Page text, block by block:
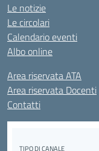
Le notizie
Le circolari
Calendario eventi
Albo online
Area riservata ATA
Area riservata Docenti
Contatti